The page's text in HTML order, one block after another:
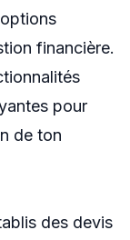
financière.
pour
de ton
des devis